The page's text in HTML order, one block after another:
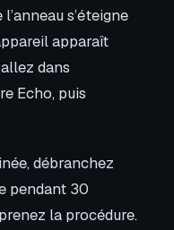
s’éteigne
apparaît
dans
Echo, puis
débranchez
pendant 30
la procédure.